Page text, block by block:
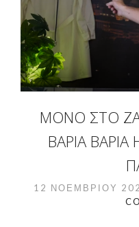
ΜΌΝΟ ΣΤΟ
ΒΑΡΙΑ
12 ΝΟΕΜΒΡΊΟΥ